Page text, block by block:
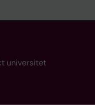
universitet